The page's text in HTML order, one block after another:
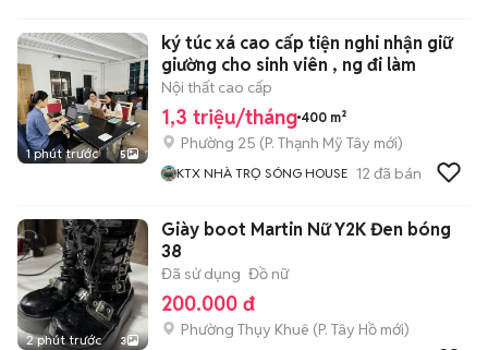
1 phút trước 5
ký túc xá cao cấp tiện nghi nhận giữ
giường cho sinh viên , ng đi làm
Nội thất cao cấp
1,3 triệu/tháng 400 m²
Phường 25 (P. Thạnh Mỹ Tây mới)
KTX NHÀ TRỌ SÓNG HOUSE 12 đã bán
2 phút trước 3
Giày boot Martin Nữ Y2K Đen bóng
38
Đã sử dụng Đồ nữ
200.000 đ
Phường Thụy Khuê (P. Tây Hồ mới)